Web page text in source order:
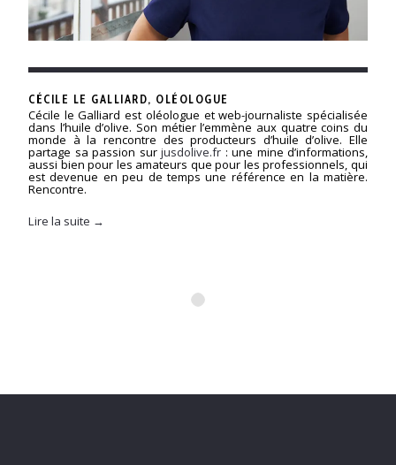
CÉCILE LE GALLIARD, OLÉOLOGUE
Cécile le Galliard est oléologue et web-journaliste spécialisée
dans l’huile d’olive. Son métier l’emmène aux quatre coins du
monde à la rencontre des producteurs d’huile d’olive. Elle
partage sa passion sur jusdolive.fr : une mine d’informations,
aussi bien pour les amateurs que pour les professionnels, qui
est devenue en peu de temps une référence en la matière.
Rencontre.
Lire la suite →